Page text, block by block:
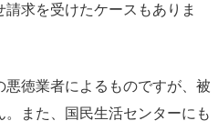
求を受けたケースもありま
悪徳業者によるものですが、被
また、国民生活センターにも